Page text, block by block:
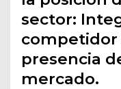
sector:
competidor
presencia
mercado.